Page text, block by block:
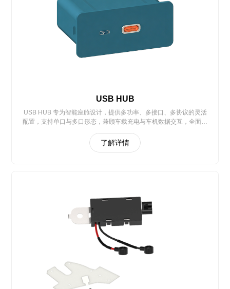
USB HUB
USB HUB 专为智能座舱设计，提供多功率、多接口、多协议的灵活
配置，支持单口与多口形态，兼顾车载充电与车机数据交互，全面适
了解详情